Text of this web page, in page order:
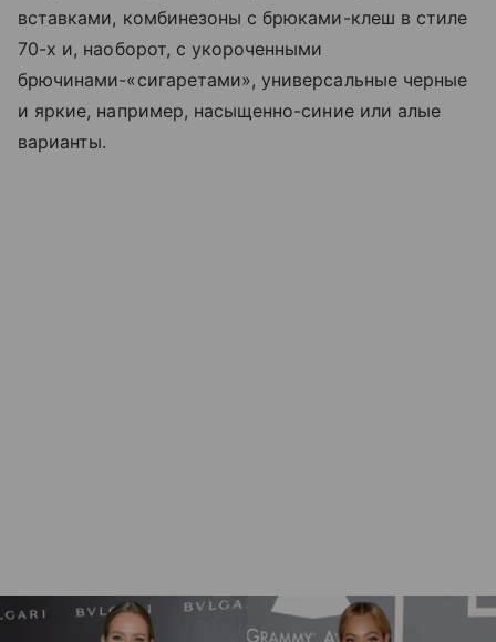
вставками, комбинезоны с брюками-клеш в стиле
70-х и, наоборот, с укороченными
брючинами-«сигаретами», универсальные черные
и яркие, например, насыщенно-синие или алые
варианты.